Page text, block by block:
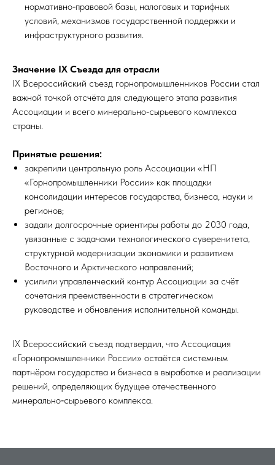
нормативно‑правовой базы, налоговых и тарифных
условий, механизмов государственной поддержки и
инфраструктурного развития.
Значение IX Съезда для отрасли
IX Всероссийский съезд горнопромышленников России стал
важной точкой отсчёта для следующего этапа развития
Ассоциации и всего минерально‑сырьевого комплекса
страны.
Принятые решения:
закрепили центральную роль Ассоциации «НП
«Горнопромышленники России» как площадки
консолидации интересов государства, бизнеса, науки и
регионов;
задали долгосрочные ориентиры работы до 2030 года,
увязанные с задачами технологического суверенитета,
структурной модернизации экономики и развитием
Восточного и Арктического направлений;
усилили управленческий контур Ассоциации за счёт
сочетания преемственности в стратегическом
руководстве и обновления исполнительной команды.
IX Всероссийский съезд подтвердил, что Ассоциация
«Горнопромышленники России» остаётся системным
партнёром государства и бизнеса в выработке и реализации
решений, определяющих будущее отечественного
минерально‑сырьевого комплекса.